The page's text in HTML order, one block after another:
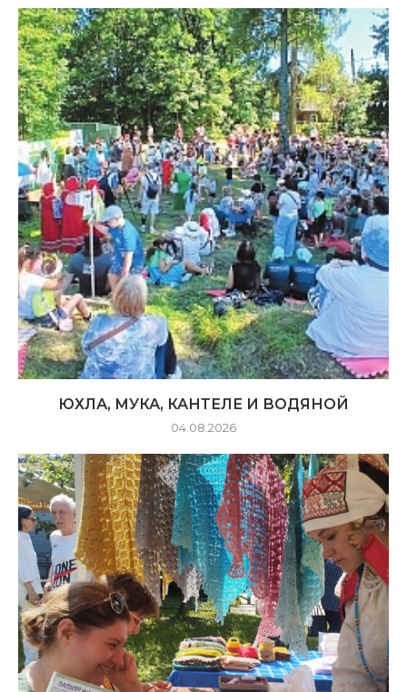
ЮХЛА, МУКА, КАНТЕЛЕ И ВОДЯНОЙ
04.08.2026